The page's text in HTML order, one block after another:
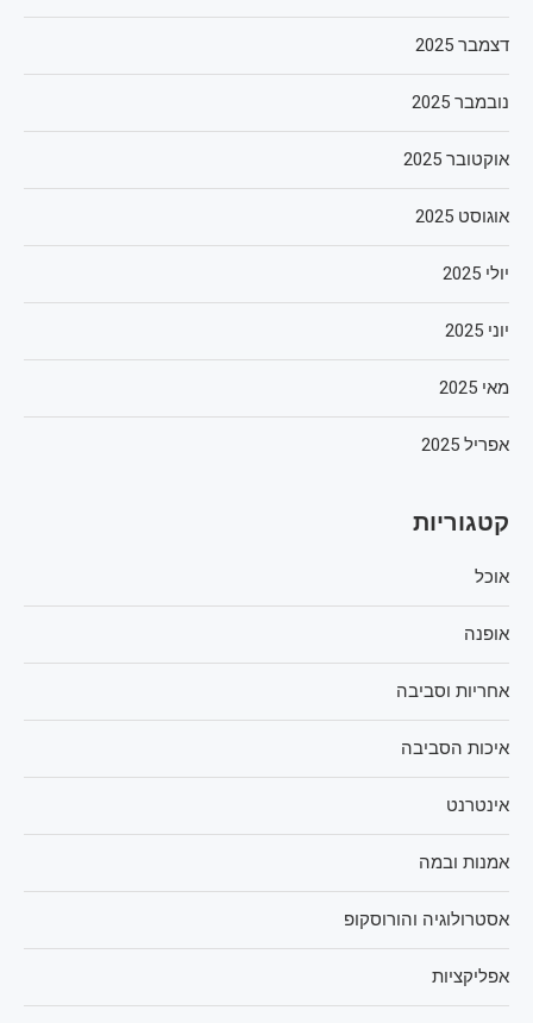
דצמבר 2025
נובמבר 2025
אוקטובר 2025
אוגוסט 2025
יולי 2025
יוני 2025
מאי 2025
אפריל 2025
קטגוריות
אוכל
אופנה
אחריות וסביבה
איכות הסביבה
אינטרנט
אמנות ובמה
אסטרולוגיה והורוסקופ
אפליקציות